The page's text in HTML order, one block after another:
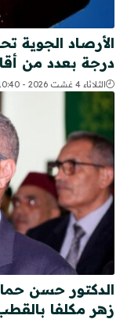
درجة بعدد من
الثلاثاء 4 غشت 2026 - 10:40
الدكتور حسن
زهر مكلفا